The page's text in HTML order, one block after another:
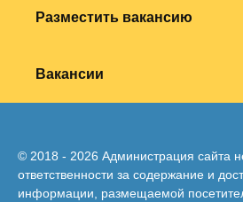
Разместить вакансию
Вакансии
© 2018 - 2026 Администрация сайта
ответственности за содержание и
информации, размещаемой